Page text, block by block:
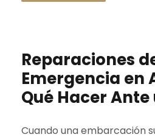
Reparaciones
Emergencia en
Qué Hacer
Cuando una embarcación